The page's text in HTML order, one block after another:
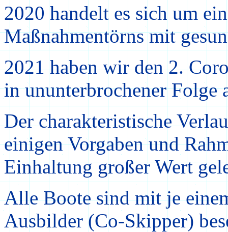
2020 handelt es sich um
Maßnahmentörns mit
2021 haben wir den 2.
in ununterbrochener Folge
Der charakteristische
einigen Vorgaben und
Einhaltung großer Wert
Alle Boote sind mit je
Ausbilder (Co-Skipper)